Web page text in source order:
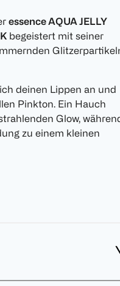
essence AQUA JELLY
begeistert mit seiner
deinen Lippen an und
Pinkton. Ein Hauch
Glow,
zu einem kleinen